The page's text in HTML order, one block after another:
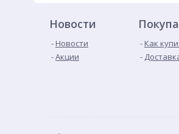
Новости
Новости
Акции
Как